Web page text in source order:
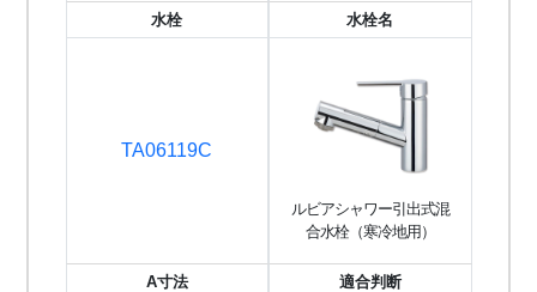
水栓
TA06119C
水栓名
ルビアシャワー引出式混
合水栓（寒冷地用）
A寸法 適合判断